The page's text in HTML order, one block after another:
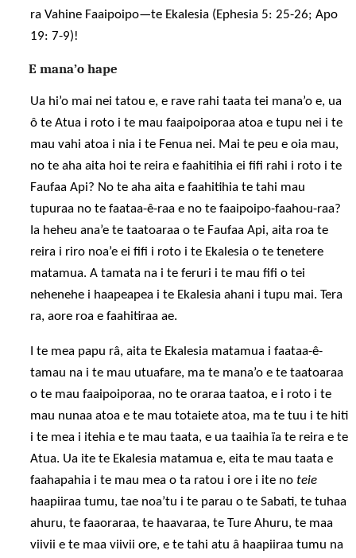
ra Vahine Faaipoipo—te Ekalesia (Ephesia 5: 25-26; Apo
19: 7-9)!
E mana’o hape
Ua hi’o mai nei tatou e, e rave rahi taata tei mana’o e, ua
ô te Atua i roto i te mau faaipoiporaa atoa e tupu nei i te
mau vahi atoa i nia i te Fenua nei. Mai te peu e oia mau,
no te aha aita hoi te reira e faahitihia ei fifi rahi i roto i te
Faufaa Api? No te aha aita e faahitihia te tahi mau
tupuraa no te faataa-ê-raa e no te faaipoipo-faahou-raa?
Ia heheu ana’e te taatoaraa o te Faufaa Api, aita roa te
reira i riro noa’e ei fifi i roto i te Ekalesia o te tenetere
matamua. A tamata na i te feruri i te mau fifi o tei
nehenehe i haapeapea i te Ekalesia ahani i tupu mai. Tera
ra, aore roa e faahitiraa ae.
I te mea papu râ, aita te Ekalesia matamua i faataa-ê-
tamau na i te mau utuafare, ma te mana’o e te taatoaraa
o te mau faaipoiporaa, no te oraraa taatoa, e i roto i te
mau nunaa atoa e te mau totaiete atoa, ma te tuu i te hiti
i te mea i itehia e te mau taata, e ua taaihia ïa te reira e te
Atua. Ua ite te Ekalesia matamua e, eita te mau taata e
faahapahia i te mau mea o ta ratou i ore i ite noteie
haapiiraa tumu, tae noa’tu i te parau o te Sabati, te tuhaa
ahuru, te faaoraraa, te haavaraa, te Ture Ahuru, te maa
viivii e te maa viivii ore, e te tahi atu â haapiiraa tumu na